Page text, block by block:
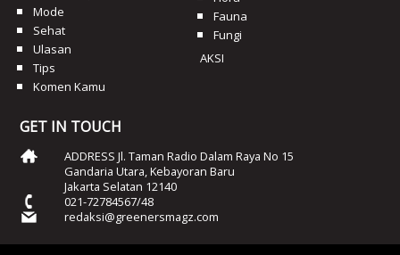
Mode
Sehat
Ulasan
Tips
Komen Kamu
Fauna
Fungi
AKSI
GET IN TOUCH
ADDRESS Jl. Taman Radio Dalam Raya No 15
Gandaria Utara, Kebayoran Baru
Jakarta Selatan 12140
021-72784567/48
redaksi@greenersmagz.com